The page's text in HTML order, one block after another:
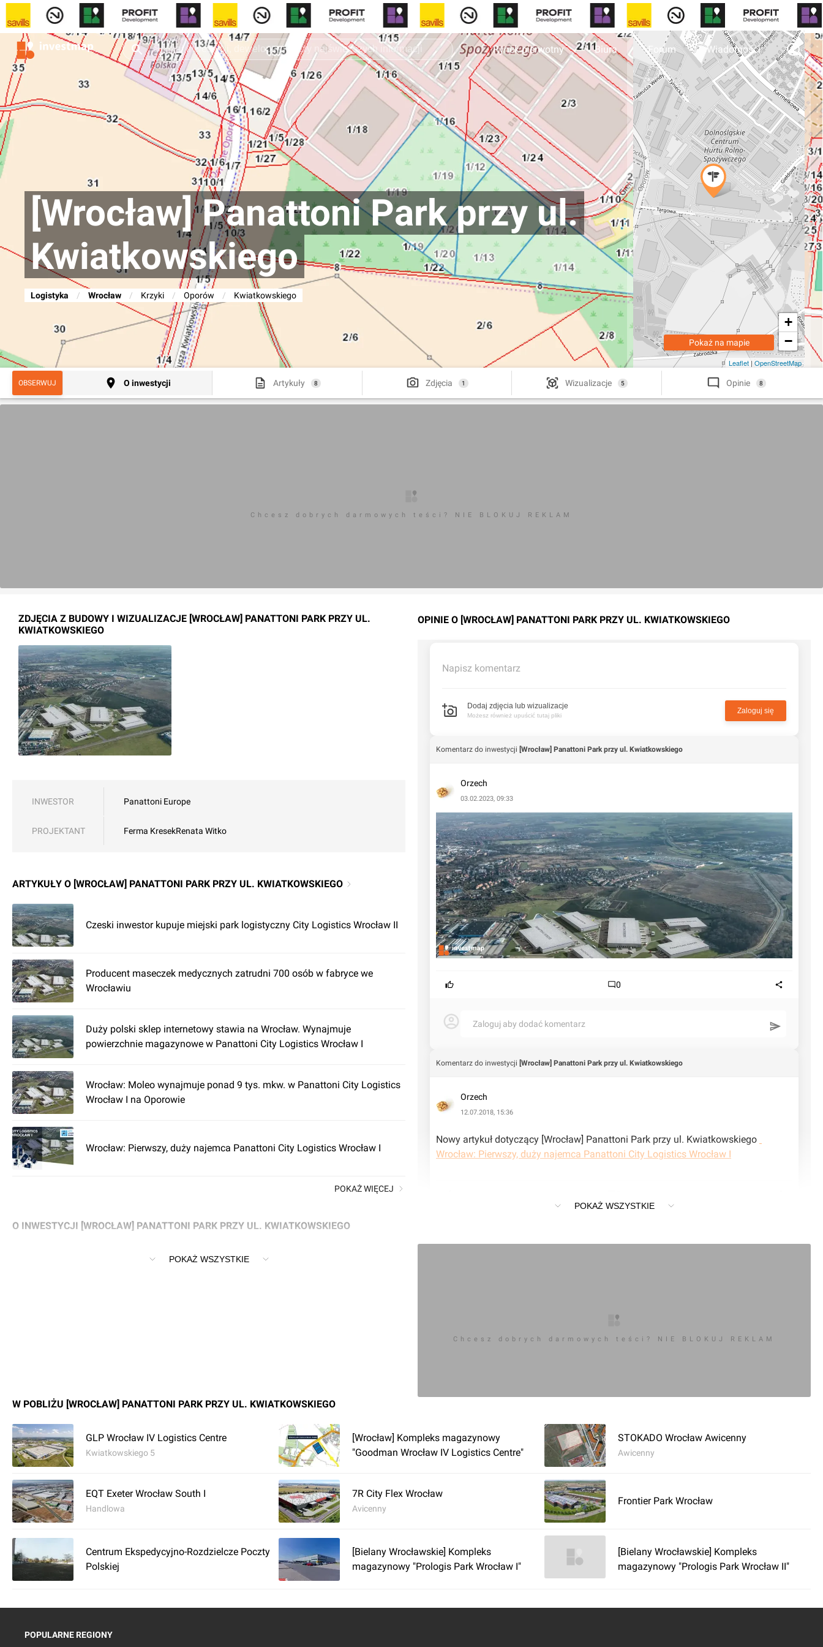
Rynek pierwotny Biura Forum Wiadomości
[Wrocław] Panattoni Park przy ul.
Kwiatkowskiego
Logistyka / Wrocław / Krzyki / Oporów / Kwiatkowskiego
+
−
Leaflet | OpenStreetMap
Pokaż na mapie
OBSERWUJ O inwestycji Artykuły 8 Zdjęcia 1 Wizualizacje 5 Opinie 8
Chcesz dobrych darmowych teści? NIE BLOKUJ REKLAM
ZDJĘCIA Z BUDOWY I WIZUALIZACJE [WROCŁAW] PANATTONI PARK PRZY UL.
KWIATKOWSKIEGO
INWESTOR Panattoni Europe
PROJEKTANT Ferma KresekRenata Witko
ARTYKUŁY O [WROCŁAW] PANATTONI PARK PRZY UL. KWIATKOWSKIEGO
Czeski inwestor kupuje miejski park logistyczny City Logistics Wrocław II
Producent maseczek medycznych zatrudni 700 osób w fabryce we
Wrocławiu
Duży polski sklep internetowy stawia na Wrocław. Wynajmuje
powierzchnie magazynowe w Panattoni City Logistics Wrocław I
Wrocław: Moleo wynajmuje ponad 9 tys. mkw. w Panattoni City Logistics
Wrocław I na Oporowie
Wrocław: Pierwszy, duży najemca Panattoni City Logistics Wrocław I
POKAŻ WIĘCEJ
O INWESTYCJI [WROCŁAW] PANATTONI PARK PRZY UL. KWIATKOWSKIEGO
Nowy park logistyczny Panattoni Europe we Wrocławiu, przy ul. Kwiatkowskiego.
POKAŻ WSZYSTKIE
OPINIE O [WROCŁAW] PANATTONI PARK PRZY UL. KWIATKOWSKIEGO
Napisz komentarz
Dodaj zdjęcia lub wizualizacje
Możesz również upuścić tutaj pliki
Zaloguj się
Komentarz do inwestycji [Wrocław] Panattoni Park przy ul. Kwiatkowskiego
Orzech
03.02.2023, 09:33
0
Zaloguj aby dodać komentarz
Komentarz do inwestycji [Wrocław] Panattoni Park przy ul. Kwiatkowskiego
Orzech
12.07.2018, 15:36
Wrocław: Pierwszy, duży najemca Panattoni City Logistics Wrocław I
Zaloguj aby dodać komentarz
POKAŻ WSZYSTKIE
Chcesz dobrych darmowych teści? NIE BLOKUJ REKLAM
W POBLIŻU [WROCŁAW] PANATTONI PARK PRZY UL. KWIATKOWSKIEGO
GLP Wrocław IV Logistics Centre
Kwiatkowskiego 5
[Wrocław] Kompleks magazynowy
"Goodman Wrocław IV Logistics Centre"
STOKADO Wrocław Awicenny
Awicenny
EQT Exeter Wrocław South I
Handlowa
7R City Flex Wrocław
Avicenny
Frontier Park Wrocław
Centrum Ekspedycyjno-Rozdzielcze Poczty
Polskiej
[Bielany Wrocławskie] Kompleks
magazynowy "Prologis Park Wrocław I"
[Bielany Wrocławskie] Kompleks
magazynowy "Prologis Park Wrocław II"
POPULARNE REGIONY